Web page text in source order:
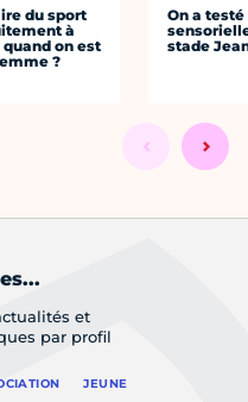
du sport
à
quand on est
?
On a
stade
et
par profil
JEUNE